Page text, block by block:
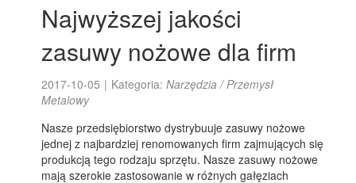
Najwyższej jakości
zasuwy nożowe dla firm
2017-10-05 | Kategoria:Narzędzia / Przemysł
Metalowy
Nasze przedsiębiorstwo dystrybuuje zasuwy nożowe
jednej z najbardziej renomowanych firm zajmujących się
produkcją tego rodzaju sprzętu. Nasze zasuwy nożowe
mają szerokie zastosowanie w różnych gałęziach